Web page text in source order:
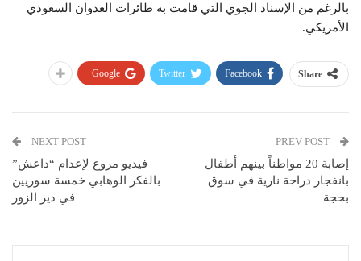
بالرغم من الإسناد الجوي التي قامت به طائرات العدوان السعودي
الأمريكي.
Share
Facebook
Twitter
Google+
إصابة 20 مواطناً بينهم أطفال
بانفجار دراجة نارية في سوق
بحجة
NEXT POST
فيديو مروع لإعدام “داعش”
بالفكر الوهابي خمسة سوريين
في دير الزور